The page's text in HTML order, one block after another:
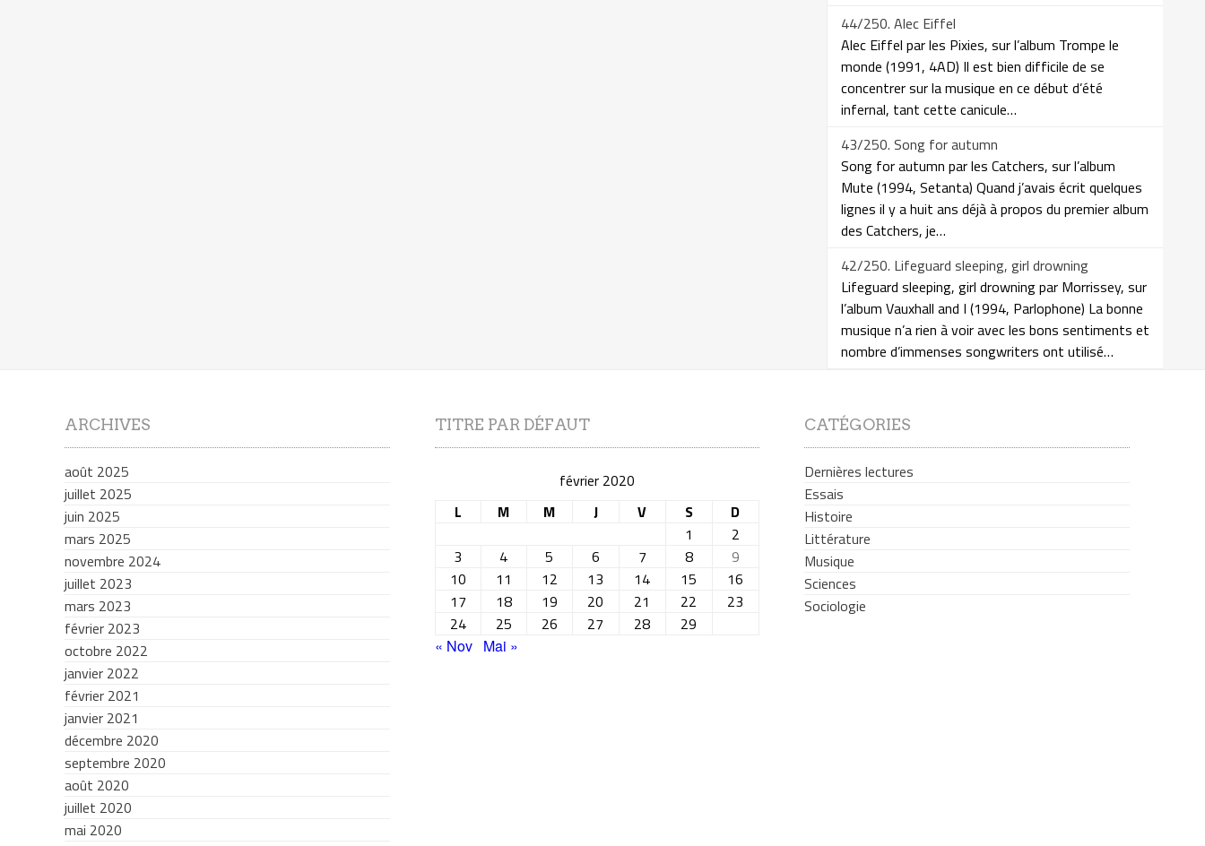
44/250. Alec Eiffel
Alec Eiffel par les Pixies, sur l’album Trompe le
monde (1991, 4AD) Il est bien difficile de se
concentrer sur la musique en ce début d’été
infernal, tant cette canicule…
43/250. Song for autumn
Song for autumn par les Catchers, sur l’album
Mute (1994, Setanta) Quand j’avais écrit quelques
lignes il y a huit ans déjà à propos du premier album
des Catchers, je…
42/250. Lifeguard sleeping, girl drowning
Lifeguard sleeping, girl drowning par Morrissey, sur
l’album Vauxhall and I (1994, Parlophone) La bonne
musique n’a rien à voir avec les bons sentiments et
nombre d’immenses songwriters ont utilisé…
ARCHIVES
août 2025
juillet 2025
juin 2025
mars 2025
novembre 2024
juillet 2023
mars 2023
février 2023
octobre 2022
janvier 2022
février 2021
janvier 2021
décembre 2020
septembre 2020
août 2020
juillet 2020
mai 2020
TITRE PAR DÉFAUT
février 2020
L
M M J V S
D
1
2
3
4 5 6 7 8
9
10
11 12 13 14 15
16
17
18 19 20 21 22
23
24
25 26 27 28 29
« Nov Mai »
CATÉGORIES
Dernières lectures
Essais
Histoire
Littérature
Musique
Sciences
Sociologie